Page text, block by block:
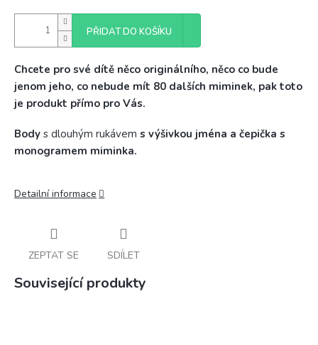
PŘIDAT DO KOŠÍKU
Chcete pro své dítě něco originálního, něco co bude
jenom jeho, co nebude mít 80 dalších miminek, pak toto
je produkt přímo pro Vás.
Body s dlouhým rukávem s výšivkou jména a čepička s
monogramem miminka.
Detailní informace
ZEPTAT SE SDÍLET
Související produkty